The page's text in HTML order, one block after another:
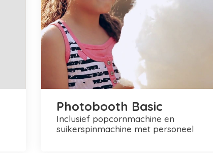
Photobooth Basic
inclusief popcornmachine en
suikerspinmachine met personeel